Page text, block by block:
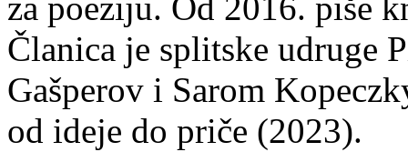
za poeziju. Od 2016. piše
Članica je splitske udruge
Gašperov i Sarom
od ideje do priče (2023).